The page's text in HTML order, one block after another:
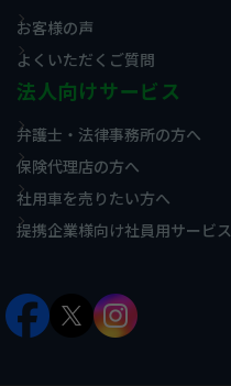
お客様の声
よくいただくご質問
法人向けサービス
弁護士・法律事務所の方へ
保険代理店の方へ
社用車を売りたい方へ
提携企業様向け社員用サービス